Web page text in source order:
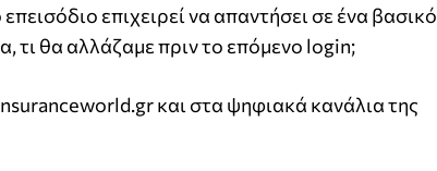
επιχειρεί να απαντήσει σε ένα βασικό
τι θα αλλάζαμε πριν το επόμενο login;
και στα ψηφιακά κανάλια της